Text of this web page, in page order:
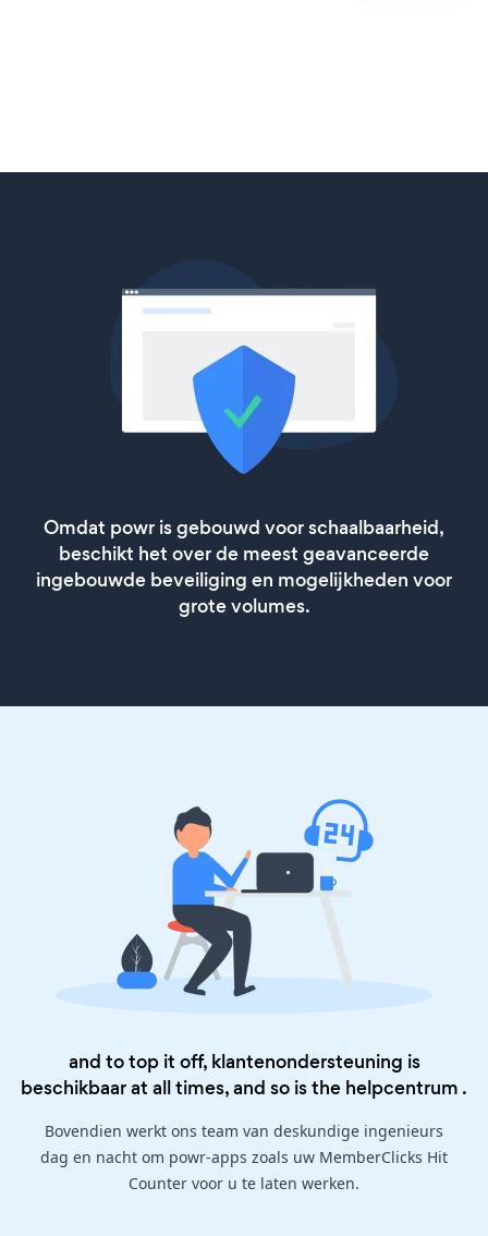
Omdat powr is gebouwd voor schaalbaarheid,
beschikt het over de meest geavanceerde
ingebouwde beveiliging en mogelijkheden voor
grote volumes.
and to top it off, klantenondersteuning is
beschikbaar at all times, and so is the helpcentrum .
Bovendien werkt ons team van deskundige ingenieurs
dag en nacht om powr-apps zoals uw MemberClicks Hit
Counter voor u te laten werken.